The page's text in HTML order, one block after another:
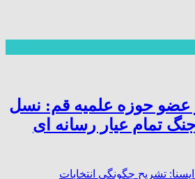
عضو حوزه علمیه قم: نسل
تمام عیار رسانه ای